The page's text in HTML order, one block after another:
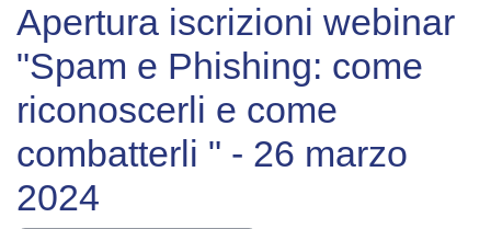
Apertura iscrizioni webinar
"Spam e Phishing: come
riconoscerli e come
combatterli " - 26 marzo
2024